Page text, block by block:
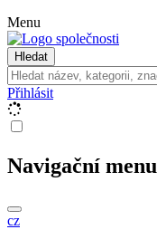
Menu
Hledat
Přihlásit
Navigační menu
cz